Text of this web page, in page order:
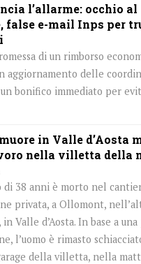
l’allarme: occhio al
false e-mail Inps per
di un rimborso
aggiornamento delle
bonifico immediato per
in Valle d’Aosta
nella villetta della
di 38 anni è morto nel
privata, a Ollomont,
Valle d’Aosta. In base a
l’uomo è rimasto
della villetta, nella